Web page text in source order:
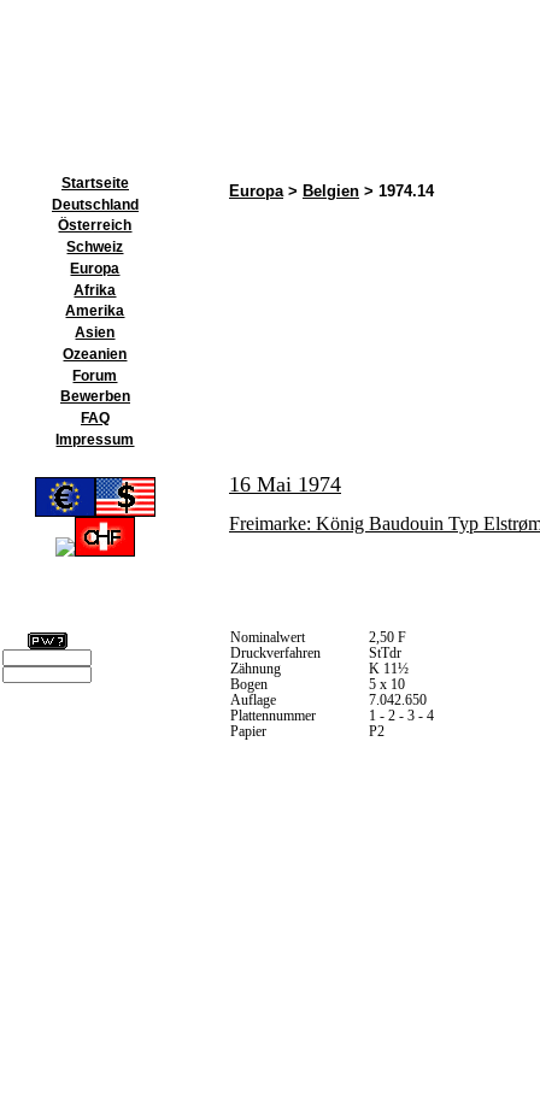
Startseite
Deutschland
Österreich
Schweiz
Europa
Afrika
Amerika
Asien
Ozeanien
Forum
Bewerben
FAQ
Impressum
Europa> Belgien > 1974.14
16 Mai 1974
Freimarke: König Baudouin Typ
Nominalwert
2,50 F
Druckverfahren
StTdr
Zähnung
K 11½
Bogen
5 x 10
Auflage
7.042.650
Plattennummer
1 - 2 - 3 - 4
Papier
P2